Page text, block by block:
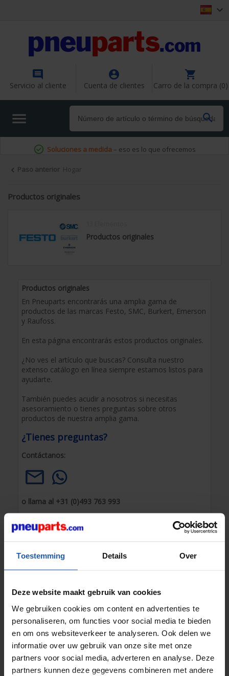
Toestemming Details Over
Deze website maakt gebruik van cookies
We gebruiken cookies om content en advertenties te
personaliseren, om functies voor social media te bieden
en om ons websiteverkeer te analyseren. Ook delen we
informatie over uw gebruik van onze site met onze
partners voor social media, adverteren en analyse. Deze
partners kunnen deze gegevens combineren met andere


Servicio al cliente

Cuenta de clientes

Carro de la compra (0)
 
Soluciones a medida – eso es lo que ofrecemos
 Paso anterior Hogar
Productos originales
Productos originales
Productos originales
En Pneuparts encontrarás una amplia gama de
productos de las marcas Festo, SMC, Burkert, Emerson
y Raufoss.
En esta página encontrarás estos productos originales.
¿No ves el artículo que buscas? Consulta nuestro
extenso catálogo en línea siempre estamos listos para
ayudarte.
También puedes acudir a nosotros si necesitas
asesoramiento o tienes preguntas sobre otros
productos de nuestra amplia gama.
¿Tienes preguntas?
Contáctanos:
o llama al +31 (0)493 763 993
Nuestros compañeros están disponibles los días
laborables hasta las 17:00.
¿En stock?
lo que ofrecemos
Pago segurocon métodos de
pago confiables